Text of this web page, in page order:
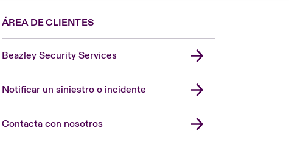
ÁREA DE CLIENTES
Beazley Security Services
Notificar un siniestro o incidente
Contacta con nosotros
United Kingdom
Asia Pacific